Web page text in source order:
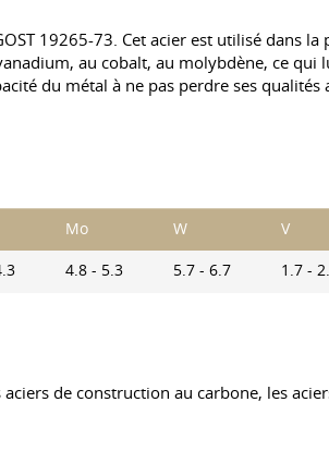
19265-73. Cet acier est utilisé dans
au cobalt, au molybdène, ce qui
du métal à ne pas perdre ses
Mo W V
4.8 - 5.3 5.7 - 6.7 1.7 -
de construction au carbone, les